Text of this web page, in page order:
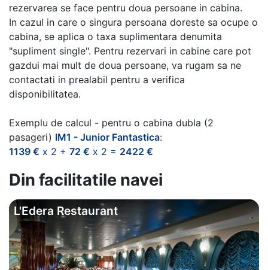
rezervarea se face pentru doua persoane in cabina.
In cazul in care o singura persoana doreste sa ocupe o
cabina, se aplica o taxa suplimentara denumita
"supliment single". Pentru rezervari in cabine care pot
gazdui mai mult de doua persoane, va rugam sa ne
contactati in prealabil pentru a verifica
disponibilitatea.
Exemplu de calcul - pentru o cabina dubla (2
pasageri) IM1 - Junior Fantastica:
1139 € x 2 + 72 € x 2 = 2422 €
Din facilitatile navei
L'Edera Restaurant